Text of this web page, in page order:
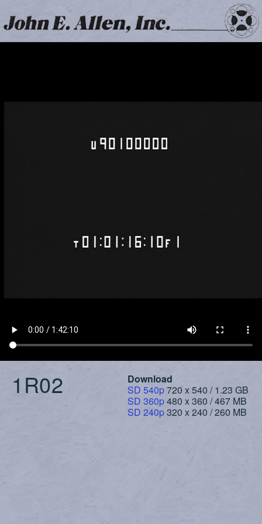
1R02
Download
SD 540p720 x 540 / 1.23 GB
SD 360p480 x 360 / 467 MB
SD 240p320 x 240 / 260 MB